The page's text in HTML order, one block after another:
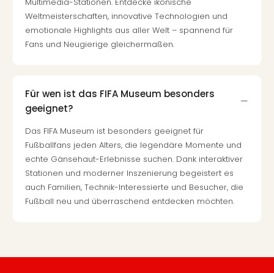
Weltmeisterschaften, innovative Technologien und
emotionale Highlights aus aller Welt – spannend für
Fans und Neugierige gleichermaßen.
Für wen ist das FIFA Museum besonders
geeignet?
Das FIFA Museum ist besonders geeignet für
Fußballfans jeden Alters, die legendäre Momente und
echte Gänsehaut-Erlebnisse suchen. Dank interaktiver
Stationen und moderner Inszenierung begeistert es
auch Familien, Technik-Interessierte und Besucher, die
Fußball neu und überraschend entdecken möchten.